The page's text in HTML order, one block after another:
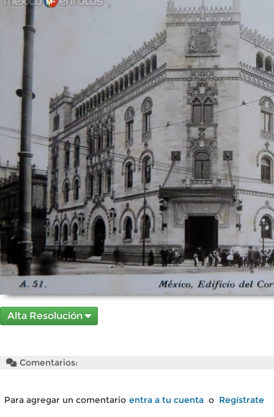
Alta Resolución
Comentarios:
Para agregar un comentario entra a tu cuenta o Regístrate